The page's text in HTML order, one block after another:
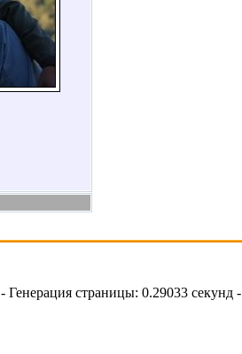
- Генерация страницы: 0.29033 секунд -